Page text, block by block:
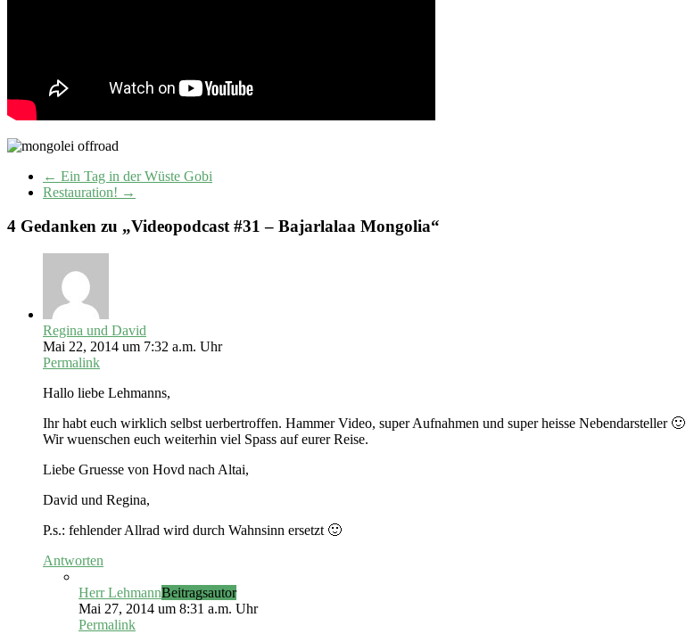
← Ein Tag in der Wüste Gobi
Restauration! →
4 Gedanken zu „Videopodcast #31 – Bajarlalaa Mongolia“
Regina und David
Mai 22, 2014 um 7:32 a.m. Uhr
Permalink
Hallo liebe Lehmanns,
Ihr habt euch wirklich selbst uerbertroffen. Hammer Video, super Aufnahmen und super heisse Nebendarsteller 🙂
Wir wuenschen euch weiterhin viel Spass auf eurer Reise.
Liebe Gruesse von Hovd nach Altai,
David und Regina,
P.s.: fehlender Allrad wird durch Wahnsinn ersetzt 🙂
Antworten
Herr LehmannBeitragsautor
Mai 27, 2014 um 8:31 a.m. Uhr
Permalink